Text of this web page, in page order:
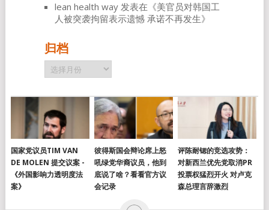
lean health way发表在《美官员对韩国工
人被突袭拘留表示遗憾 承诺不再发生》
归档
归
档
国家党议员TIM VAN
DE MOLEN 提交议案 -
《外国影响力透明度法
案》
彼得斯国会辩论席上怒
吼绿党华裔议员，他到
底说了啥？看看官方议
会记录
评陈耐锶的竞选攻势：
对新西兰优先党取消PR
投票权猛烈开火 对卢克
森总理言辞激烈